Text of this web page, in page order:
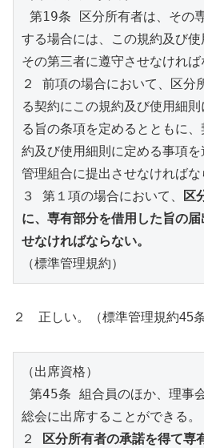
する場合には、この規約及び
その第三者に遵守させなけれ
２ 前項の場合において、区分
る契約にこの規約及び使用細
る旨の条項を定めるとともに
約及び使用細則に定める事項
管理組合に提出させなければ
３ 第１項の場合において、
区
に、専有部分を借用した旨の
せなければならない。
（標準管理規約）
２ 正しい。（標準管理規約45条
（出席資格）
総会に出席することができる。
２
区分所有者の承諾を得て専